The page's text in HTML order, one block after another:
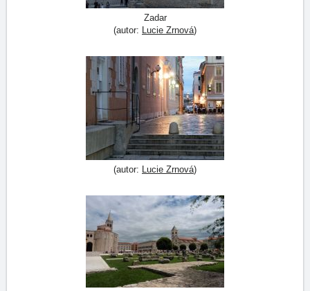
Zadar
(autor: Lucie Zrnová)
(autor: Lucie Zrnová)